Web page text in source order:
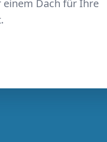
einem Dach für Ihre